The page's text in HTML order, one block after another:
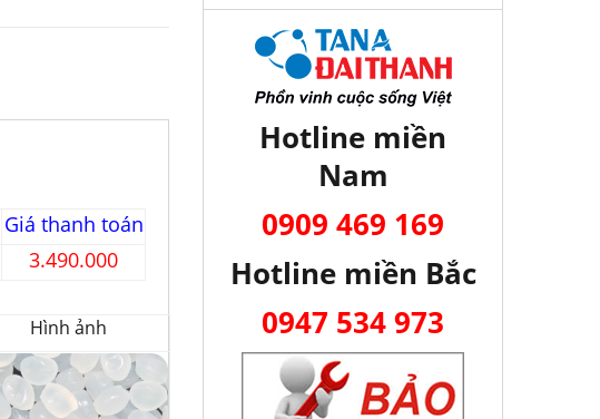
Giá thanh toán
3.490.000
Hình ảnh
Hotline miền
Nam
0909 469 169
Hotline miền Bắc
0947 534 973